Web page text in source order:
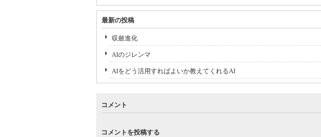
最新の投稿
収斂進化
AIのジレンマ
AIをどう活用すればよいか教えてくれるAI
コメント
コメントを投稿する